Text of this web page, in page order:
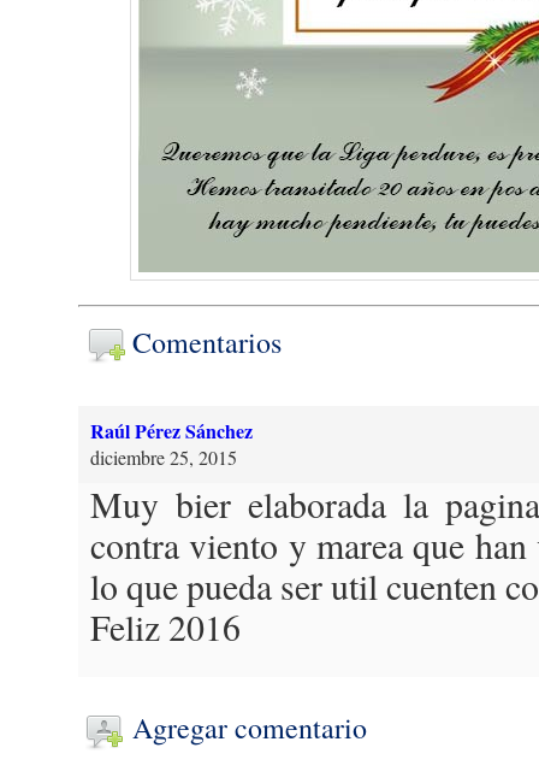
Comentarios
Raúl Pérez Sánchez
diciembre 25, 2015
Muy bier elaborada la
contra viento y marea que
lo que pueda ser util cuenten
Feliz 2016
Agregar comentario